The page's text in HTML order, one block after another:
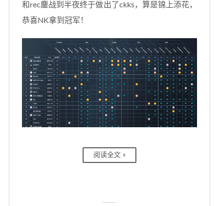
和rec鏖战到半夜终于做出了ckks，算是锦上添花，
恭喜NK拿到冠军！
阅读全文 »